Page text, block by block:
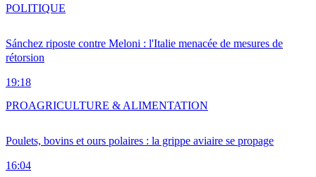
Sánchez riposte contre Meloni : l'Italie menacée de mesures de
rétorsion
19:18
POLITIQUE
Poulets, bovins et ours polaires : la grippe aviaire se propage
16:04
PROAGRICULTURE & ALIMENTATION